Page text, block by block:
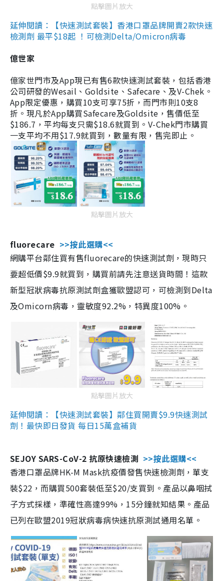
點擊圖片放大
延伸閱讀：【快速測試套裝】香港口罩品牌開賣2款快速
檢測劑 最平$18起 ！可檢測Delta/Omicron病毒
億世家
億家世門市及App現已有售6款快速測試套裝，包括香港
公司研發的Wesail、Goldsite、Safecare、及V-Chek。
App限定優惠，購買10支可享75折，而門市則10支8
折。現凡於App購買Safecare及Goldsite，售價低至
$186.7，平均每支只需$18.6就買到。V-Chek門市購買
一支平均不用$17.9就買到，數量有限，售完即止。
點擊圖片放大
fluorecare >>按此選購<<
網購平台鄰住買有售fluorecare的快速測試劑，現時只
要超低價$9.9就買到，購買前請先注意送貨時間！這款
新型冠狀病毒抗原測試劑盒獲歐盟認可，可檢測到Delta
及Omicorn病毒，靈敏度92.2%，特異度100%。
點擊圖片放大
延伸閱讀：【快速測試套裝】鄰住買開賣$9.9快速測試
劑！最快即日發貨 每日15萬盒補貨
SEJOY SARS-CoV-2 抗原快速檢測 >>按此選購<<
香港口罩品牌HK-M Mask抗疫價發售快速檢測劑，單支
裝$22，而購買500套裝低至$20/支買到。產品以鼻咽拭
子方式採樣，準確性高達99%，15分鐘就知結果。產品
已列在歐盟2019冠狀病毒病快速抗原測試通用名單。